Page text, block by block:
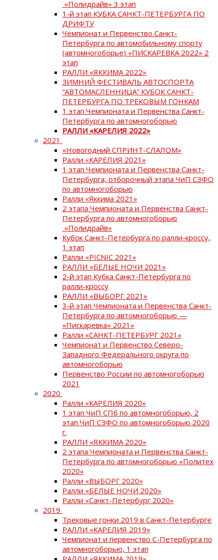
«Полидрайв» 3 этап
1-й этап КУБКА САНКТ-ПЕТЕРБУРГА ПО
ДРИФТУ
Чемпионат и Первенство Санкт-
Петербурга по автомобильному спорту
(автомногоборье) «ПИСКАРЕВКА 2022» 2
этап
РАЛЛИ «ЯККИМА 2022»
ЗИМНИЙ ФЕСТИВАЛЬ АВТОСПОРТА
“АВТОМАСЛЕННИЦА” КУБОК САНКТ-
ПЕТЕРБУРГА ПО ТРЕКОВЫМ ГОНКАМ
1 этап Чемпионата и Первенства Санкт-
Петербурга по автомногоборью
РАЛЛИ «КАРЕЛИЯ 2022»
2021
«Новогодний СПРИНТ-СЛАЛОМ»
Ралли «КАРЕЛИЯ 2021»
1 этап Чемпионата и Первенства Санкт-
Петербурга, отборочный этапа ЧиП СЗФО
по автомногоборью
Ралли «Яккима 2021»
2 этапа Чемпионата и Первенства Санкт-
Петербурга по автомногоборью
«Полидрайв»
Кубок Санкт-Петербурга по ралли-кроссу,
1 этап
Ралли «PICNIC 2021»
РАЛЛИ «БЕЛЫЕ НОЧИ 2021»
2-й этап Кубка Санкт-Петербурга по
ралли-кроссу
РАЛЛИ «ВЫБОРГ 2021»
3-й этап Чемпионата и Первенства Санкт-
Петербурга по автомногоборью —
«Пискаревка» 2021»
Ралли «САНКТ-ПЕТЕРБУРГ 2021»
Чемпионат и Первенство Северо-
Западного Федерального округа по
автомногоборью
Первенство России по автомногоборью
2021
2020
Ралли «КАРЕЛИЯ 2020»
1 этап ЧиП СПб по автомногоборью, 2
этап ЧиП СЗФО по автомногоборью 2020
г.
РАЛЛИ «ЯККИМА 2020»
2 этапа Чемпионата и Первенства Санкт-
Петербурга по автомногоборью «Политех
2020»
Ралли «ВЫБОРГ 2020»
Ралли «БЕЛЫЕ НОЧИ 2020»
Ралли «Санкт-Петербург 2020»
2019
Трековые гонки 2019 в Санкт-Петербурге
РАЛЛИ «КАРЕЛИЯ 2019»
Чемпионат и первенство С-Петербурга по
автомногоборью, 1 этап